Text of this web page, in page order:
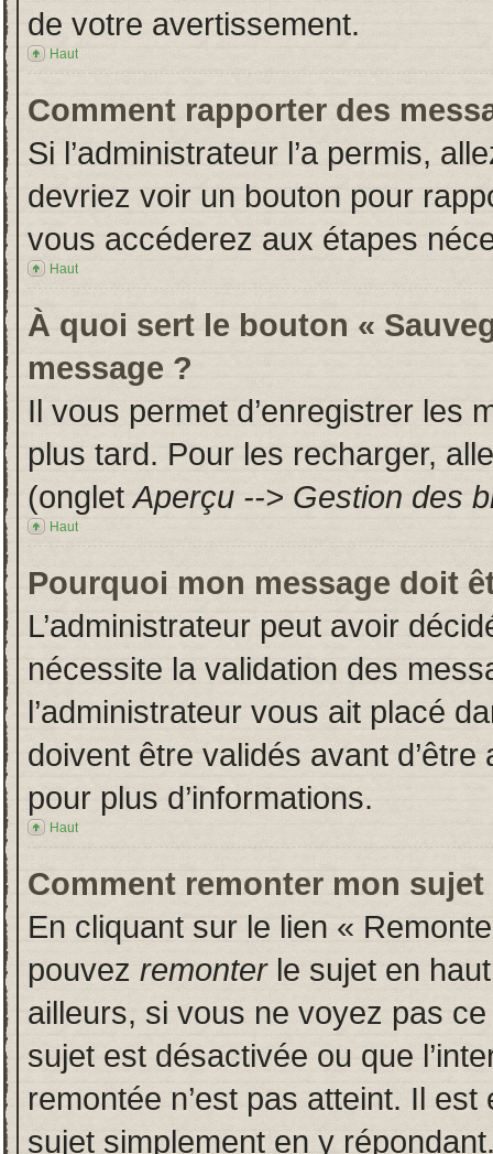
de votre avertissement.
Haut
Comment rapporter des
Si l’administrateur l’a permis,
devriez voir un bouton pour
vous accéderez aux étapes
Haut
À quoi sert le bouton «
message ?
Il vous permet d’enregistrer les
plus tard. Pour les recharger,
(ongletAperçu --> Gestion des
Haut
Pourquoi mon message doit
L’administrateur peut avoir
nécessite la validation des
l’administrateur vous ait placé
doivent être validés avant
pour plus d’informations.
Haut
Comment remonter mon sujet
En cliquant sur le lien «
pouvez remonterle sujet en
ailleurs, si vous ne voyez pas
sujet est désactivée ou que
remontée n’est pas atteint. Il
sujet simplement en y